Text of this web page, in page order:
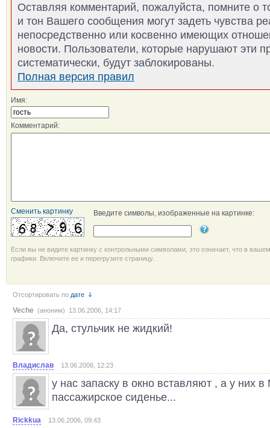
Оставляя комментарий, пожалуйста, помните о
и тон Вашего сообщения могут задеть чувства
непосредственно или косвенно имеющих
новости. Пользователи, которые нарушают эти
систематически, будут заблокированы.
Полная версия правил
Имя:
Комментарий:
Сменить картинку Введите символы, изображенные на картинке:
Если вы не видите картинку с контрольными символами, это означает, что в
графики. Включите ее и перегрузите страницу.
Отсортировать по дате
Veche (аноним) 13.06.2006, 14:17
Да, стульчик не жидкий!
Владислав 13.06.2006, 12:23
у нас запаску в окно вставляют , а у них
пассажирское сиденье...
Rickkua 13.06.2006, 09:43